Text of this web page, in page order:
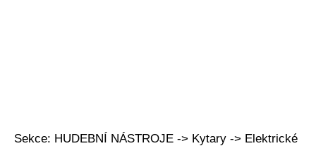
Sekce: HUDEBNÍ NÁSTROJE -> Kytary -> Elektrické